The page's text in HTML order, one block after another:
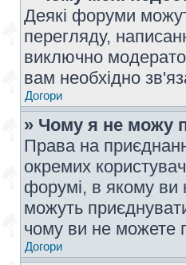
Деякі форуми
перегляду,
виключно
вам необхідно
Догори
» Чому я не можу
Права на
окремих
форумі, в якому ви
можуть
чому ви не можете
Догори